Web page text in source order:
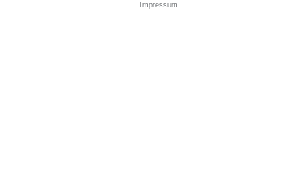
Impressum